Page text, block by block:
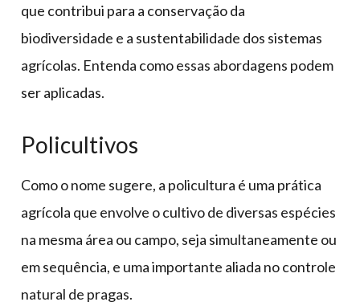
que contribui para a conservação da
biodiversidade e a sustentabilidade dos sistemas
agrícolas. Entenda como essas abordagens podem
ser aplicadas.
Policultivos
Como o nome sugere, a policultura é uma prática
agrícola que envolve o cultivo de diversas espécies
na mesma área ou campo, seja simultaneamente ou
em sequência, e uma importante aliada no controle
natural de pragas.